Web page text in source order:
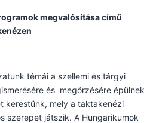
megvalósítása című
témái a szellemi és tárgyi
és megőrzésére épülnek
mely a taktakenézi
szerepet játszik. A Hungarikumok